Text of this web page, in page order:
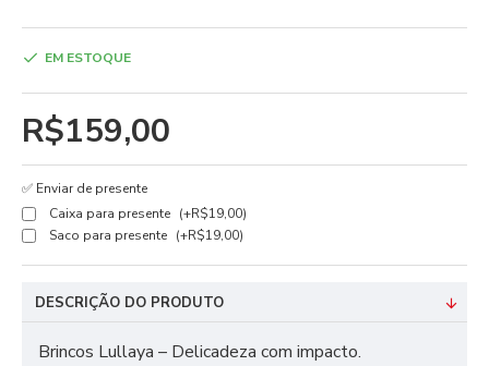
R$159,00
EM ESTOQUE
✅ Enviar de presente
Caixa para presente (+R$19,00)
Saco para presente (+R$19,00)
DESCRIÇÃO DO PRODUTO
Brincos Lullaya – Delicadeza com impacto.